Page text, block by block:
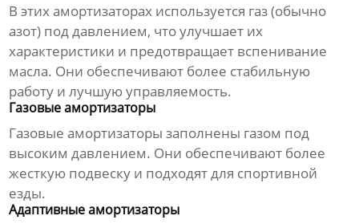
В этих амортизаторах используется газ (обычно
азот) под давлением, что улучшает их
характеристики и предотвращает вспенивание
масла. Они обеспечивают более стабильную
работу и лучшую управляемость.
Газовые амортизаторы
Газовые амортизаторы заполнены газом под
высоким давлением. Они обеспечивают более
жесткую подвеску и подходят для спортивной
езды.
Адаптивные амортизаторы